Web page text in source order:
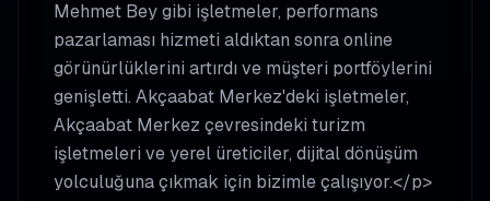
Mehmet Bey gibi işletmeler, performans
pazarlaması hizmeti aldıktan sonra online
görünürlüklerini artırdı ve müşteri portföylerini
genişletti. Akçaabat Merkez'deki işletmeler,
Akçaabat Merkez çevresindeki turizm
işletmeleri ve yerel üreticiler, dijital dönüşüm
yolculuğuna çıkmak için bizimle çalışıyor.</p>